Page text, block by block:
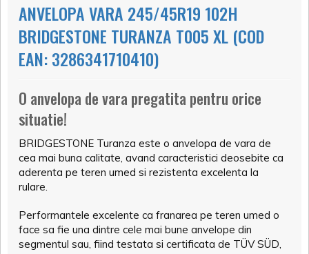
ANVELOPA VARA 245/45R19 102H
BRIDGESTONE TURANZA T005 XL (COD
EAN: 3286341710410)
O anvelopa de vara pregatita pentru orice
situatie!
BRIDGESTONE Turanza este o anvelopa de vara de
cea mai buna calitate, avand caracteristici deosebite ca
aderenta pe teren umed si rezistenta excelenta la
rulare.
Performantele excelente ca franarea pe teren umed o
face sa fie una dintre cele mai bune anvelope din
segmentul sau, fiind testata si certificata de TÜV SÜD,